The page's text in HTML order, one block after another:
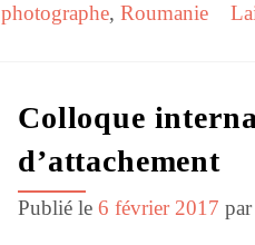
photographe, Roumanie
Colloque
d’attachement
Publié le 6 février 2017 par